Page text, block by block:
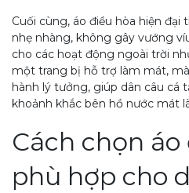
Cuối cùng, áo điều hòa hiện
nhẹ nhàng, không gây vướng
cho các hoạt động ngoài trời
một trang bị hỗ trợ làm mát,
hành lý tưởng, giúp dân câu cá
khoảnh khắc bên hồ nước mát
Cách chọn
phù hợp cho